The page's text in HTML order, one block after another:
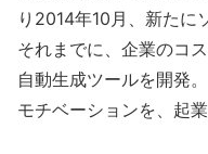
り2014年10月、新たに
それまでに、企業のコ
自動生成ツールを開発
モチベーションを、起業